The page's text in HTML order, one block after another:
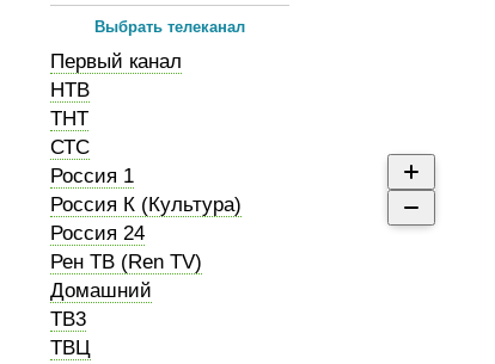
Выбрать телеканал
Первый канал
НТВ
ТНТ
СТС
Россия 1
Россия К (Культура)
Россия 24
Рен ТВ (Ren TV)
Домашний
ТВ3
ТВЦ